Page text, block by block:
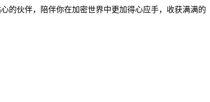
的伙伴，陪伴你在加密世界中更加得心应手，收获满满的